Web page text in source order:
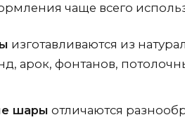
чаще всего
изготавливаются из
арок, фонтанов,
шары отличаются